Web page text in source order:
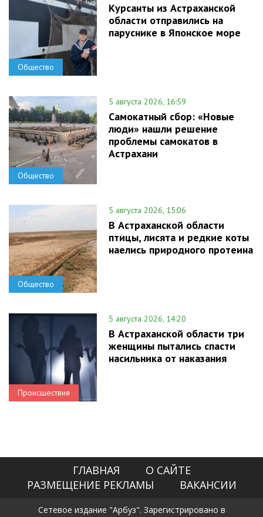
Общество
Курсанты из Астраханской
области отправились на
паруснике в Японское море
Общество
5 августа 2026, 16:59
Самокатный сбор: «Новые
люди» нашли решение
проблемы самокатов в
Астрахани
Общество
5 августа 2026, 15:06
В Астраханской области
птицы, лисята и редкие коты
наелись природного протеина
Происшествия
5 августа 2026, 14:20
В Астраханской области три
женщины пытались спасти
насильника от наказания
ГЛАВНАЯ
О САЙТЕ
РАЗМЕЩЕНИЕ РЕКЛАМЫ
ВАКАНСИИ
Сетевое издание "Арбуз". Зарегистрировано в